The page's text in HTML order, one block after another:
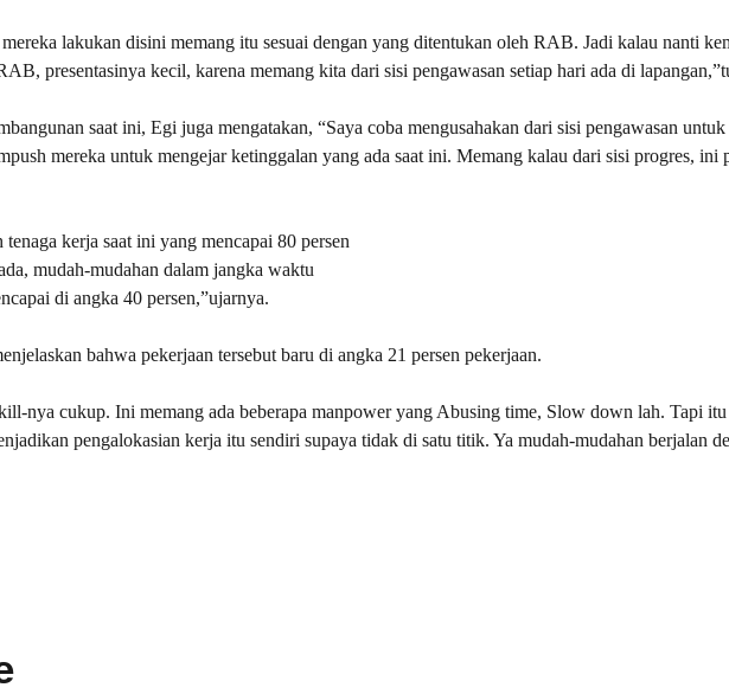
lakukan disini memang itu sesuai dengan yang ditentukan oleh RAB. Jadi kalau nanti
presentasinya kecil, karena memang kita dari sisi pengawasan setiap hari ada di
saat ini, Egi juga mengatakan, “Saya coba mengusahakan dari sisi pengawasan untuk
mereka untuk mengejar ketinggalan yang ada saat ini. Memang kalau dari sisi progres, ini
kerja saat ini yang mencapai 80 persen
mudah-mudahan dalam jangka waktu
di angka 40 persen,”ujarnya.
bahwa pekerjaan tersebut baru di angka 21 persen pekerjaan.
nya cukup. Ini memang ada beberapa manpower yang Abusing time, Slow down lah. Tapi
pengalokasian kerja itu sendiri supaya tidak di satu titik. Ya mudah-mudahan berjalan